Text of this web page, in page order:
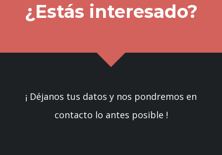
¿Estás interesado?
¡ Déjanos tus datos y nos pondremos en
contacto lo antes posible !